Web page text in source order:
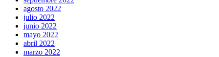
agosto 2022
julio 2022
junio 2022
mayo 2022
abril 2022
marzo 2022